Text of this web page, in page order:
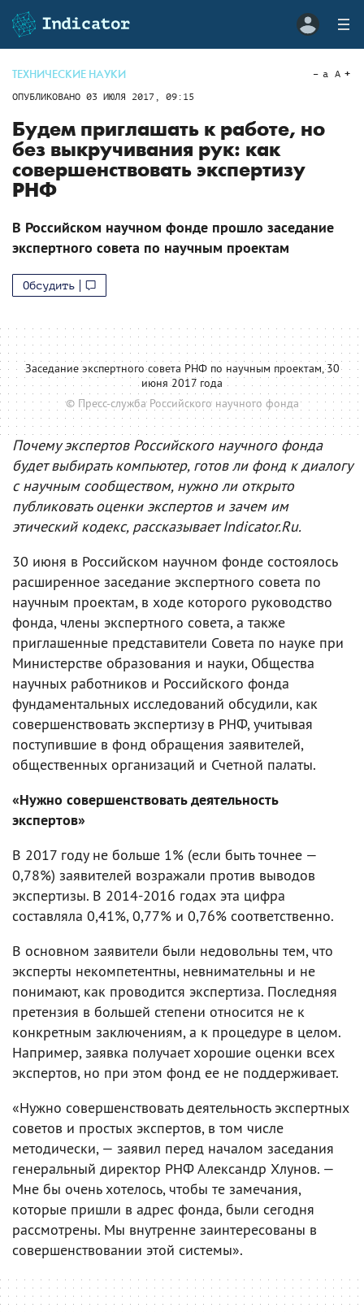
ТЕХНИЧЕСКИЕ НАУКИ
ОПУБЛИКОВАНО 03 ИЮЛЯ 2017, 09:15
a A
Будем приглашать к работе, но
без выкручивания рук: как
совершенствовать экспертизу
РНФ
В Российском научном фонде прошло заседание
экспертного совета по научным проектам
Обсудить
Заседание экспертного совета РНФ по научным проектам, 30
июня 2017 года
© Пресс-служба Российского научного фонда
Почему экспертов Российского научного фонда
будет выбирать компьютер, готов ли фонд к диалогу
с научным сообществом, нужно ли открыто
публиковать оценки экспертов и зачем им
этический кодекс, рассказывает Indicator.Ru.
30 июня в Российском научном фонде состоялось
расширенное заседание экспертного совета по
научным проектам, в ходе которого руководство
фонда, члены экспертного совета, а также
приглашенные представители Совета по науке при
Министерстве образования и науки, Общества
научных работников и Российского фонда
фундаментальных исследований обсудили, как
совершенствовать экспертизу в РНФ, учитывая
поступившие в фонд обращения заявителей,
общественных организаций и Счетной палаты.
«Нужно совершенствовать деятельность
экспертов»
В 2017 году не больше 1% (если быть точнее —
0,78%) заявителей возражали против выводов
экспертизы. В 2014-2016 годах эта цифра
составляла 0,41%, 0,77% и 0,76% соответственно.
В основном заявители были недовольны тем, что
эксперты некомпетентны, невнимательны и не
понимают, как проводится экспертиза. Последняя
претензия в большей степени относится не к
конкретным заключениям, а к процедуре в целом.
Например, заявка получает хорошие оценки всех
экспертов, но при этом фонд ее не поддерживает.
«Нужно совершенствовать деятельность экспертных
советов и простых экспертов, в том числе
методически, — заявил перед началом заседания
генеральный директор РНФ Александр Хлунов. —
Мне бы очень хотелось, чтобы те замечания,
которые пришли в адрес фонда, были сегодня
рассмотрены. Мы внутренне заинтересованы в
совершенствовании этой системы».